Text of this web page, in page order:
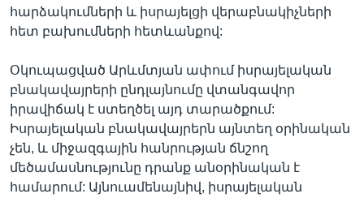
հարձակումների և իսրայելցի վերաբնակիչների
հետ բախումների հետևանքով:
Օկուպացված Արևմտյան ափում իսրայելական
բնակավայրերի ընդլայնումը վտանգավոր
իրավիճակ է ստեղծել այդ տարածքում:
Իսրայելական բնակավայրերն այնտեղ օրինական
չեն, և միջազգային հանրության ճնշող
մեծամասնությունը դրանք անօրինական է
համարում: Այնուամենայնիվ, իսրայելական